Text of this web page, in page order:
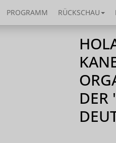
PROGRAMM RÜCKSCHAU
DER